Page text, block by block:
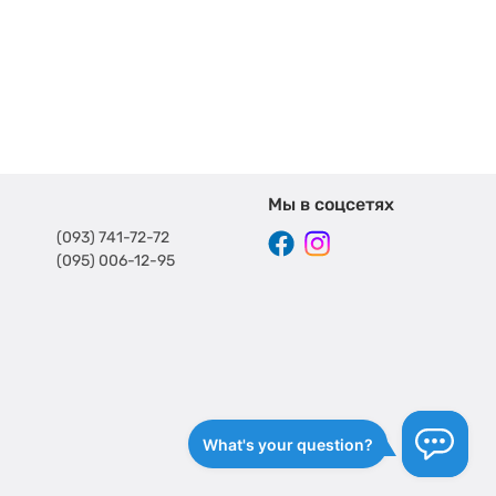
(093) 741-72-72
(095) 006-12-95
Мы в соцсетях